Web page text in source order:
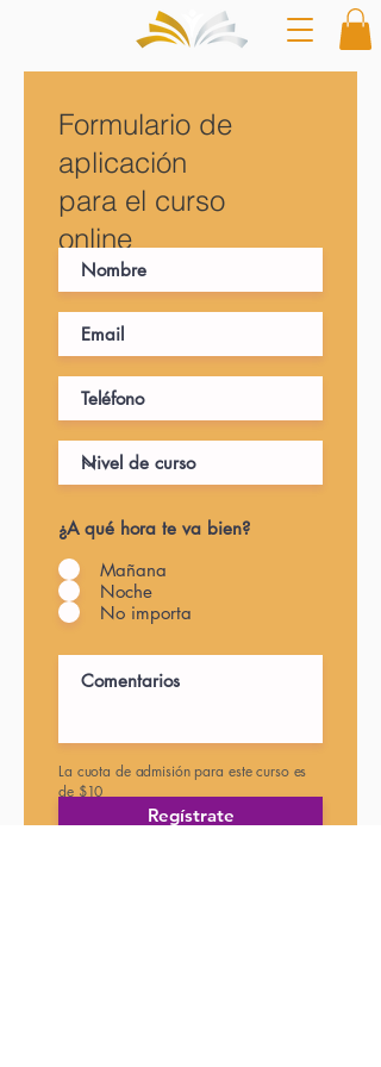
Formulario de
aplicación
para el curso
online
¿A qué hora te va bien?
Mañana
Noche
No importa
La cuota de admisión para este curso es
de $10
Regístrate